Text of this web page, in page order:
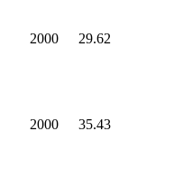
2000 29.62
2000 35.43